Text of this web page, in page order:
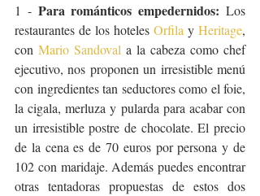
1 - Para románticos empedernidos: Los
restaurantes de los hoteles Orfila y Heritage,
con Mario Sandoval a la cabeza como chef
ejecutivo, nos proponen un irresistible menú
con ingredientes tan seductores como el foie,
la cigala, merluza y pularda para acabar con
un irresistible postre de chocolate. El precio
de la cena es de 70 euros por persona y de
102 con maridaje. Además puedes encontrar
otras tentadoras propuestas de estos dos